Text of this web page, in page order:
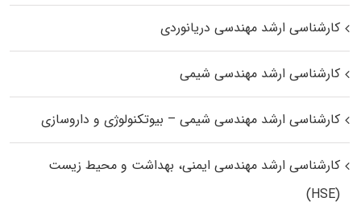
کارشناسی ارشد مهندسی دریانوردی
کارشناسی ارشد مهندسی شیمی
کارشناسی ارشد مهندسی شیمی – بیوتکنولوژی و داروسازی
کارشناسی ارشد مهندسی ایمنی، بهداشت و محیط زیست
(HSE)